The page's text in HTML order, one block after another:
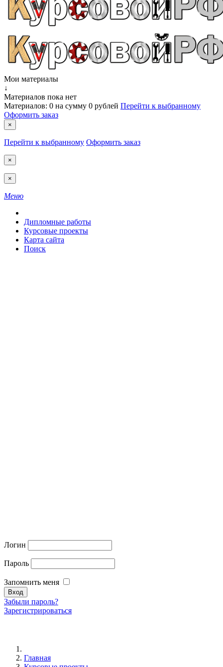
Мои материалы
↓
Материалов пока нет
Материалов: 0 на сумму 0 рублей Перейти к выбранному
Оформить заказ
×
Перейти к выбранному Оформить заказ
×
×
Меню
Дипломные работы
Курсовые проекты
Карта сайта
Поиск
Логин
Пароль
Запомнить меня
Забыли пароль?
Зарегистрироваться
Главная